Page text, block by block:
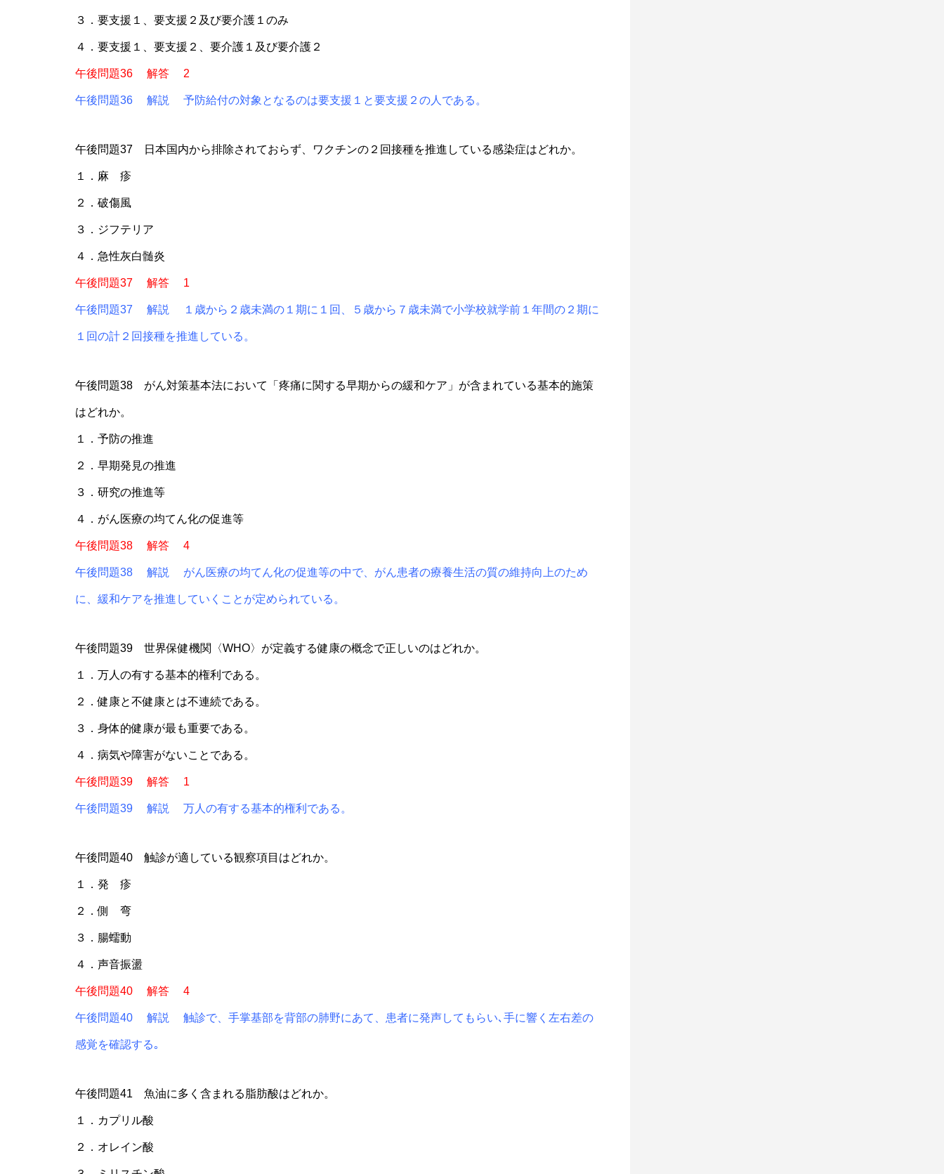
３．要支援１、要支援２及び要介護１のみ
４．要支援１、要支援２、要介護１及び要介護２
午後問題36 解答 2
午後問題36 解説 予防給付の対象となるのは要支援１と要支援２の人である。
午後問題37 日本国内から排除されておらず、ワクチンの２回接種を推進している感染症はどれか。
１．麻 疹
２．破傷風
３．ジフテリア
４．急性灰白髄炎
午後問題37 解答 1
午後問題37 解説 １歳から２歳未満の１期に１回、５歳から７歳未満で小学校就学前１年間の２期に
１回の計２回接種を推進している。
午後問題38 がん対策基本法において「疼痛に関する早期からの緩和ケア」が含まれている基本的施策
はどれか。
１．予防の推進
２．早期発見の推進
３．研究の推進等
４．がん医療の均てん化の促進等
午後問題38 解答 4
午後問題38 解説 がん医療の均てん化の促進等の中で、がん患者の療養生活の質の維持向上のため
に、緩和ケアを推進していくことが定められている。
午後問題39 世界保健機関〈WHO〉が定義する健康の概念で正しいのはどれか。
１．万人の有する基本的権利である。
２．健康と不健康とは不連続である。
３．身体的健康が最も重要である。
４．病気や障害がないことである。
午後問題39 解答 1
午後問題39 解説 万人の有する基本的権利である。
午後問題40 触診が適している観察項目はどれか。
１．発 疹
２．側 弯
３．腸蠕動
４．声音振盪
午後問題40 解答 4
午後問題40 解説 触診で、手掌基部を背部の肺野にあて、患者に発声してもらい､手に響く左右差の
感覚を確認する｡
午後問題41 魚油に多く含まれる脂肪酸はどれか。
１．カプリル酸
２．オレイン酸